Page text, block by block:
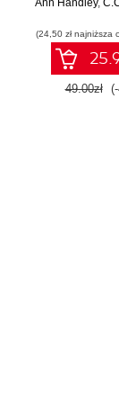
podkasty,
Ann Handley,
(24,50 zł najniższa
49.00zł